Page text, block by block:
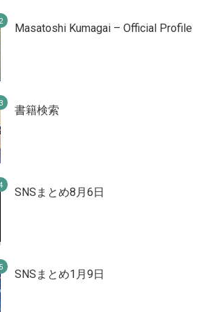
Masatoshi Kumagai – Official Profile
書籍検索
SNSまとめ8月6日
SNSまとめ1月9日